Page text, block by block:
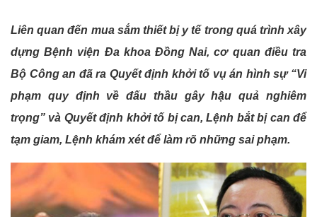
Liên quan đến mua sắm thiết bị y tế trong quá trình xây
dựng Bệnh viện Đa khoa Đồng Nai, cơ quan điều tra
Bộ Công an đã ra Quyết định khởi tố vụ án hình sự “Vi
phạm quy định về đấu thầu gây hậu quả nghiêm
trọng” và Quyết định khởi tố bị can, Lệnh bắt bị can để
tạm giam, Lệnh khám xét để làm rõ những sai phạm.